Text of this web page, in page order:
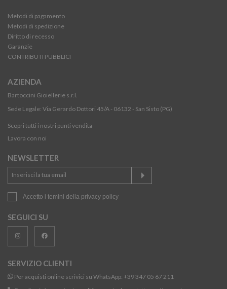
Metodi di pagamento
Metodi di spedizione
Diritto di recesso
Garanzie
CONTRIBUTI PUBBLICI
AZIENDA
Bartoccini Gioiellerie s.r.l.
Sede Legale: Via Gerardo Dottori 45/A - 06132 - San Sisto (PG)
Scopri tutti i nostri punti vendita
Lavora con noi
NEWSLETTER
Accetto i temini della privacy policy
SEGUICI SU
SERVIZIO CLIENTI
Per acquisti online scrivici su WhatsApp: +39 347 05 67 211